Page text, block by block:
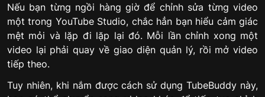
Nếu bạn từng ngồi hàng giờ để chỉnh sửa từng video
một trong YouTube Studio, chắc hẳn bạn hiểu cảm giác
mệt mỏi và lặp đi lặp lại đó. Mỗi lần chỉnh xong một
video lại phải quay về giao diện quản lý, rồi mở video
tiếp theo.
Tuy nhiên, khi nắm được cách sử dụng TubeBuddy này,